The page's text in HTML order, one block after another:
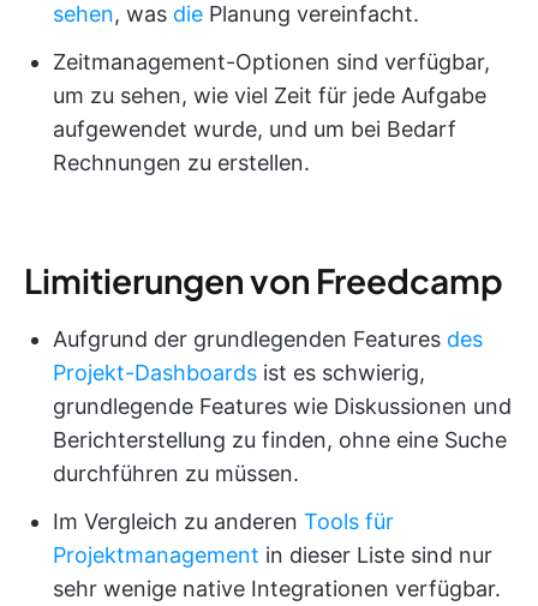
sehen, was die Planung vereinfacht.
Zeitmanagement-Optionen sind verfügbar,
um zu sehen, wie viel Zeit für jede Aufgabe
aufgewendet wurde, und um bei Bedarf
Rechnungen zu erstellen.
Limitierungen von Freedcamp
Aufgrund der grundlegenden Features des
Projekt-Dashboards ist es schwierig,
grundlegende Features wie Diskussionen und
Berichterstellung zu finden, ohne eine Suche
durchführen zu müssen.
Im Vergleich zu anderen Tools für
Projektmanagement in dieser Liste sind nur
sehr wenige native Integrationen verfügbar.